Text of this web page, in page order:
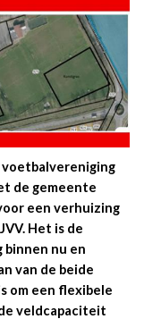
voetbalvereniging
de gemeente
een verhuizing
Het is de
binnen nu en
van de beide
om een flexibele
veldcapaciteit